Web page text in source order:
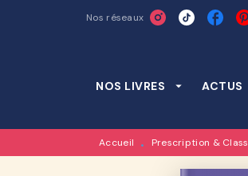
RECHERCHE
Nos réseaux
NOS LIVRES arrow_drop_down ACTUS
Accueil • Prescription &